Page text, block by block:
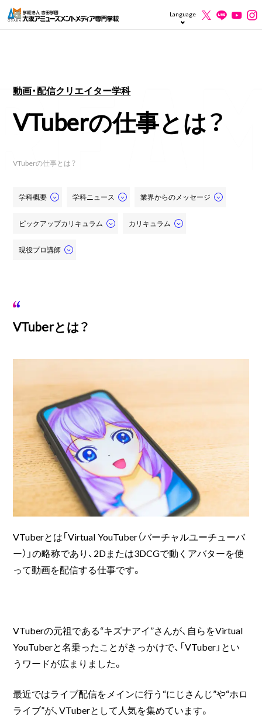
Language
動画・配信クリエイター学科
VTuberの仕事とは？
VTuberの仕事とは？
学科概要 学科ニュース 業界からのメッセージ
ピックアップカリキュラム カリキュラム
現役プロ講師
VTuberとは？
VTuberとは「Virtual YouTuber（バーチャルユーチューバ
ー）」の略称であり、2Dまたは3DCGで動くアバターを使
って動画を配信する仕事です。
VTuberの元祖である“キズナアイ”さんが、自らをVirtual
YouTuberと名乗ったことがきっかけで、「VTuber」とい
うワードが広まりました。
最近ではライブ配信をメインに行う“にじさんじ”や“ホロ
ライブ”が、VTuberとして人気を集めています。